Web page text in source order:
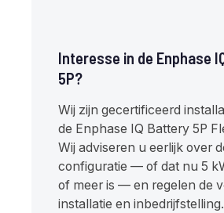
Interesse in de Enphase
5P?
Wij zijn gecertificeerd
de Enphase IQ Battery 5P
Wij adviseren u eerlijk over
configuratie — of dat nu 5
of meer is — en regelen de
installatie en inbedrijfstelling.